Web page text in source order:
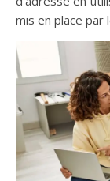
mis en place par